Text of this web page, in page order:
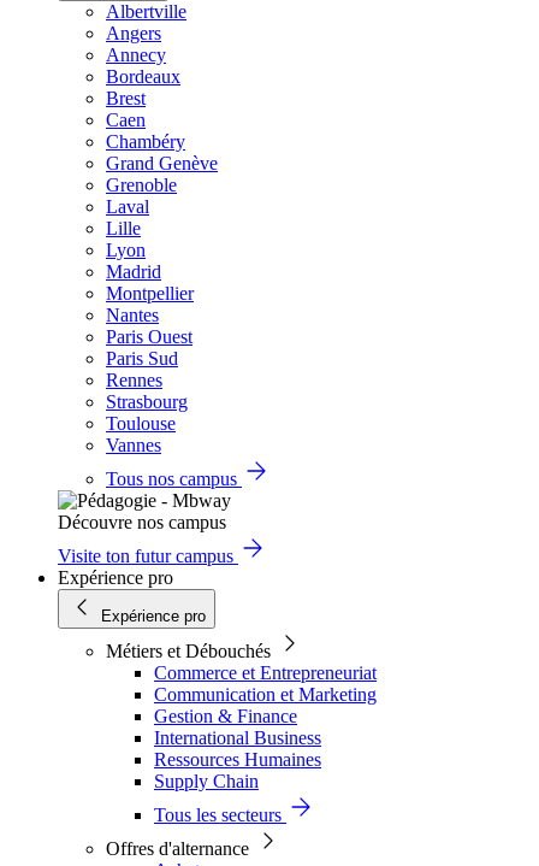
Albertville
Angers
Annecy
Bordeaux
Brest
Caen
Chambéry
Grand Genève
Grenoble
Laval
Lille
Lyon
Madrid
Montpellier
Nantes
Paris Ouest
Paris Sud
Rennes
Strasbourg
Toulouse
Vannes
Tous nos campus
Découvre nos campus
Visite ton futur campus
Expérience pro
Expérience pro
Métiers et Débouchés
Commerce et Entrepreneuriat
Communication et Marketing
Gestion & Finance
International Business
Ressources Humaines
Supply Chain
Tous les secteurs
Offres d'alternance